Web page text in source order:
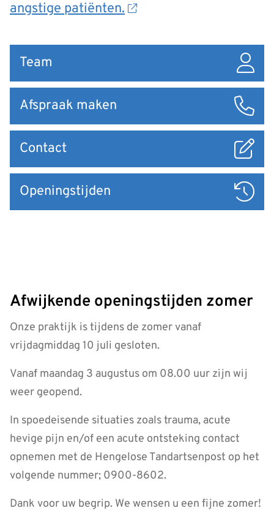
angstige patiënten.
naar
Team
Afspraak maken
Contact
Openingstijden
Afwijkende openingstijden zomer
Onze praktijk is tijdens de zomer vanaf
vrijdagmiddag 10 juli gesloten.
Vanaf maandag 3 augustus om 08.00 uur zijn wij
weer geopend.
In spoedeisende situaties zoals trauma, acute
hevige pijn en/of een acute ontsteking contact
opnemen met de Hengelose Tandartsenpost op het
volgende nummer; 0900-8602.
Dank voor uw begrip. We wensen u een fijne zomer!